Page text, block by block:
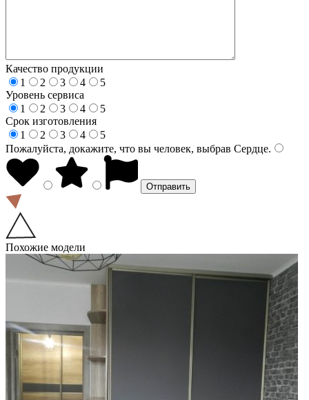
Качество продукции
1
2 3 4
5
Уровень сервиса
1
2 3 4
5
Срок изготовления
1
2 3 4
5
Пожалуйста, докажите, что вы человек, выбрав Сердце.
Похожие модели